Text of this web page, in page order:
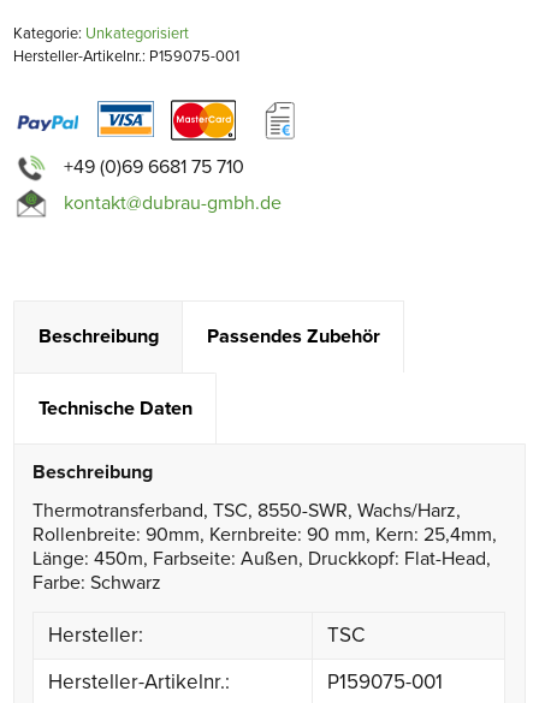
Kategorie: Unkategorisiert
Hersteller-Artikelnr.: P159075-001
+49 (0)69 6681 75 710
kontakt@dubrau-gmbh.de
Beschreibung Passendes Zubehör
Technische Daten
Beschreibung
Thermotransferband, TSC, 8550-SWR, Wachs/Harz,
Rollenbreite: 90mm, Kernbreite: 90 mm, Kern: 25,4mm,
Länge: 450m, Farbseite: Außen, Druckkopf: Flat-Head,
Farbe: Schwarz
Hersteller:
TSC
Hersteller-Artikelnr.:
P159075-001